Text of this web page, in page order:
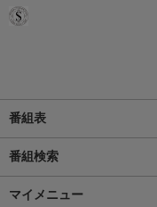
番組表
番組検索
マイメニュー